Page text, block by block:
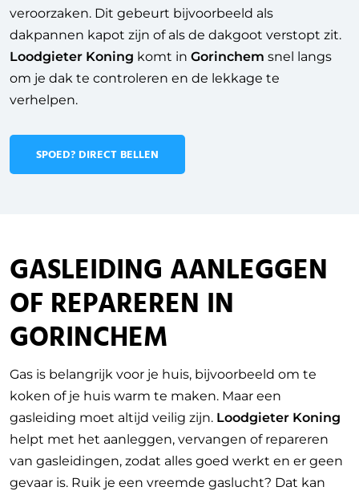
veroorzaken. Dit gebeurt bijvoorbeeld als
dakpannen kapot zijn of als de dakgoot verstopt zit.
Loodgieter Koning komt in Gorinchem snel langs
om je dak te controleren en de lekkage te
verhelpen.
SPOED? DIRECT BELLEN
GASLEIDING AANLEGGEN
OF REPAREREN IN
GORINCHEM
Gas is belangrijk voor je huis, bijvoorbeeld om te
koken of je huis warm te maken. Maar een
gasleiding moet altijd veilig zijn. Loodgieter Koning
helpt met het aanleggen, vervangen of repareren
van gasleidingen, zodat alles goed werkt en er geen
gevaar is. Ruik je een vreemde gaslucht? Dat kan